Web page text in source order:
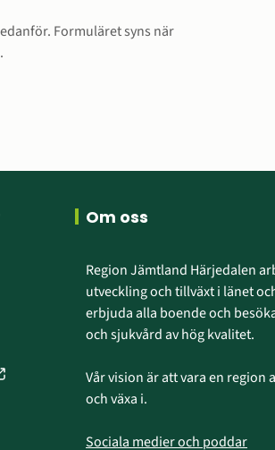
Formuläret syns när
Om oss
Region Jämtland Härjedalen
utveckling och tillväxt i länet
erbjuda alla boende och
och sjukvård av hög kvalitet.
Vår vision är att vara en region
och växa i.
Sociala medier och poddar